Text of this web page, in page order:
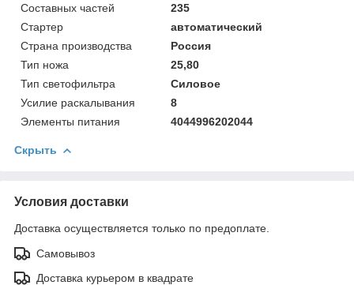
Составных частей
235
Стартер
автоматический
Страна производства
Россия
Тип ножа
25,80
Тип светофильтра
Силовое
Усилие раскалывания
8
Элементы питания
4044996202044
Скрыть
Условия доставки
Доставка осуществляется только по предоплате.
Самовывоз
Доставка курьером в квадрате